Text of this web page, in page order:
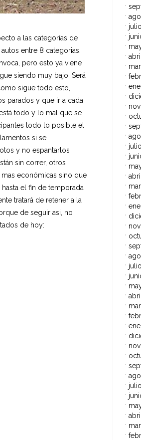
a las categorías de
entre 8 categorias.
pero esto ya viene
siendo muy bajo. Será
sigue todo esto,
parados y que ir a cada
todo y lo mal que se
todo lo posible el
si se
y no espantarlos
sin correr, otros
mas económicas sino que
el fin de temporada
tratará de retener a la
de seguir asi, no
de hoy: